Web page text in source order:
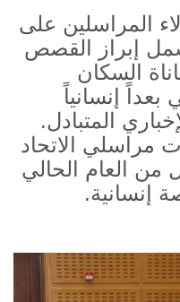
المراسلين على
إبراز القصص
السكان
إنسانياً
المتبادل.
مراسلي الاتحاد